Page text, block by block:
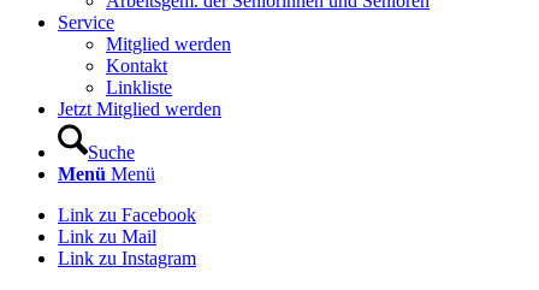
Service
Mitglied werden
Kontakt
Linkliste
Jetzt Mitglied werden
Suche
Menü Menü
Link zu Facebook
Link zu Mail
Link zu Instagram